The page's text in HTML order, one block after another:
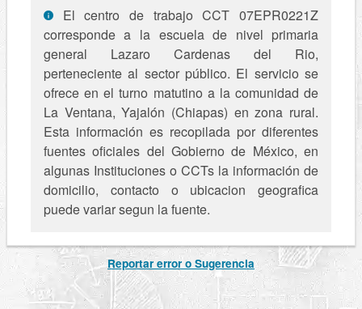
El centro de trabajo CCT 07EPR0221Z
corresponde a la escuela de nivel primaria
general Lazaro Cardenas del Rio,
perteneciente al sector público. El servicio se
ofrece en el turno matutino a la comunidad de
La Ventana, Yajalón (Chiapas) en zona rural.
Esta información es recopilada por diferentes
fuentes oficiales del Gobierno de México, en
algunas Instituciones o CCTs la información de
domicilio, contacto o ubicacion geografica
puede variar segun la fuente.
Reportar error o Sugerencia